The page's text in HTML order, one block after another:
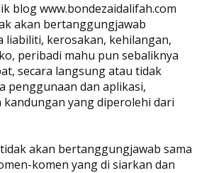
blog www.bondezaidalifah.com
akan bertanggungjawab
liabiliti, kerosakan, kehilangan,
peribadi mahu pun sebaliknya
secara langsung atau tidak
penggunaan dan aplikasi,
kandungan yang diperolehi dari
akan bertanggungjawab sama
komen yang di siarkan dan